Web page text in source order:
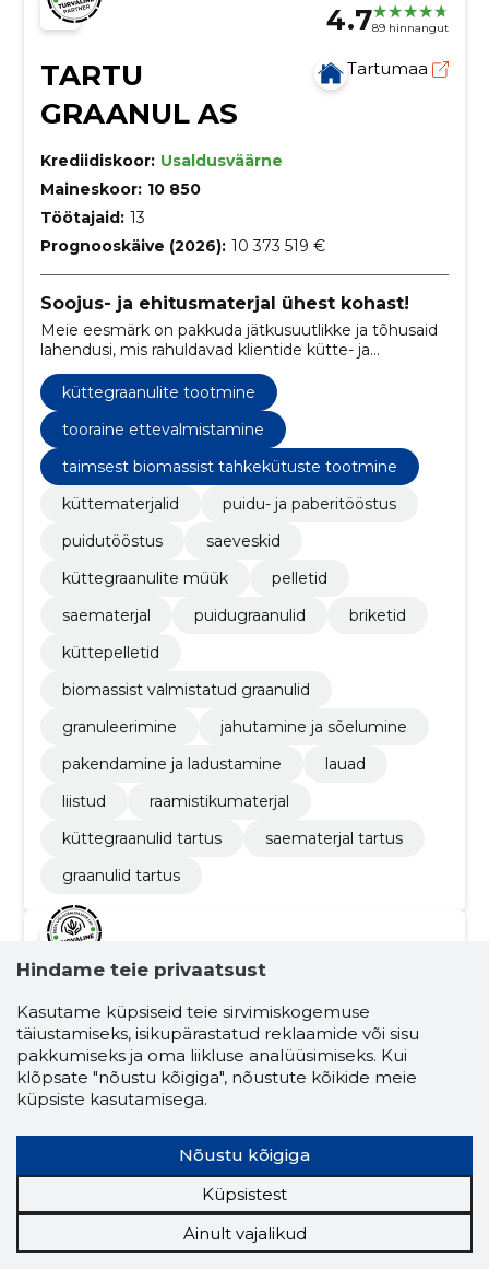
4.789 hinnangut
TARTU
GRAANUL AS
Tartumaa
Krediidiskoor: Usaldusväärne
Maineskoor: 10 850
Töötajaid: 13
Prognooskäive (2026): 10 373 519 €
Soojus- ja ehitusmaterjal ühest kohast!
Meie eesmärk on pakkuda jätkusuutlikke ja tõhusaid
lahendusi, mis rahuldavad klientide kütte- ja
küttegraanulite tootmine
tooraine ettevalmistamine
taimsest biomassist tahkekütuste tootmine
küttematerjalid
puidu- ja paberitööstus
puidutööstus
saeveskid
küttegraanulite müük
pelletid
saematerjal
puidugraanulid
briketid
küttepelletid
biomassist valmistatud graanulid
granuleerimine
jahutamine ja sõelumine
pakendamine ja ladustamine
lauad
liistud
raamistikumaterjal
küttegraanulid tartus
saematerjal tartus
graanulid tartus
DANPOWER
EESTI AS
Võrumaa
Krediidiskoor: Usaldusväärne
Prognooskäive (2026): 8 728 335 €
Väärtustame keskkonnasõbralikku
Hindame teie privaatsust
Kasutame küpsiseid teie sirvimiskogemuse
täiustamiseks, isikupärastatud reklaamide või sisu
pakkumiseks ja oma liikluse analüüsimiseks. Kui
klõpsate "nõustu kõigiga", nõustute kõikide meie
küpsiste kasutamisega.
Nõustu kõigiga
Küpsistest
Ainult vajalikud